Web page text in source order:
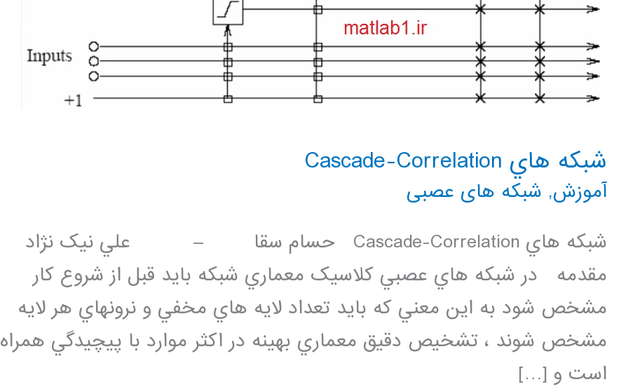
شبکه هاي Cascade-Correlation
آموزش, شبکه های عصبی
شبکه هاي Cascade-Correlation حسام سقا – علي نيک نژاد
مقدمه در شبکه هاي عصبي کلاسيک معماري شبکه بايد قبل از شروع کار
مشخص شود به اين معني که بايد تعداد لايه هاي مخفي و نرونهاي هر لايه
مشخص شوند ، تشخيص دقيق معماري بهينه در اکثر موارد با پيچيدگي همراه
است و […]